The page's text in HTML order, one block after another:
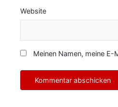
Website
Meinen Namen, meine